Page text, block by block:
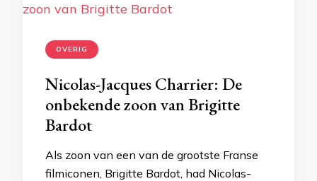
OVERIG
Nicolas-Jacques Charrier: De
onbekende zoon van Brigitte
Bardot
Als zoon van een van de grootste Franse
filmiconen, Brigitte Bardot, had Nicolas-